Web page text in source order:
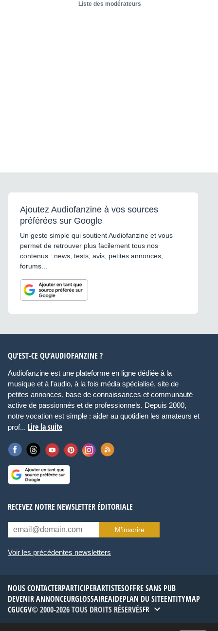
Liste des modérateurs
Ajoutez Audiofanzine à vos sources
préférées sur Google
Un geste simple qui soutient Audiofanzine et vous
permet de retrouver plus facilement tous nos
contenus : news, tests, avis, petites annonces,
forums...
QU’EST-CE QU’AUDIOFANZINE ?
Audiofanzine est une plateforme en ligne dédiée à la
musique et à l’audio, à la fois média spécialisé, site de
petites annonces, base de connaissances et communauté
active de passionnés et de professionnels. Depuis 2000,
notre vocation est simple : aider au quotidien les amateurs et
prof... Lire la suite
RECEVEZ NOTRE NEWSLETTER ÉDITORIALE
M’inscrire
Voir les précédentes newsletters
NOUS CONTACTERPARTICIPERARTISTESOFFRE SANS PUB
DEVENIR ANNONCEURGLOSSAIREAIDEPLAN DU SITEENTITYMAP
CGUCGV© 2000-2026 TOUS DROITS RÉSERVÉSFR